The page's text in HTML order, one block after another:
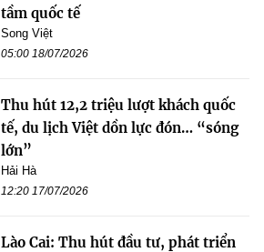
tầm quốc tế
Song Việt
05:00 18/07/2026
Thu hút 12,2 triệu lượt khách quốc
tế, du lịch Việt dồn lực đón… “sóng
lớn”
Hải Hà
12:20 17/07/2026
Lào Cai: Thu hút đầu tư, phát triển